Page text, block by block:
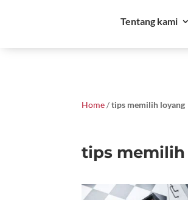
Tentang kami
Home/tips memilih loyang
tips memilih